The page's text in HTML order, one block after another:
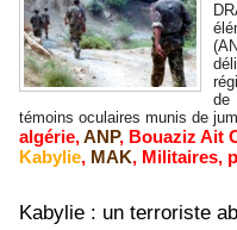
de
témoins oculaires munis de
algérie,ANP, Bouaziz Ait
Kabylie, MAK, Militaires,
Kabylie : un terroriste